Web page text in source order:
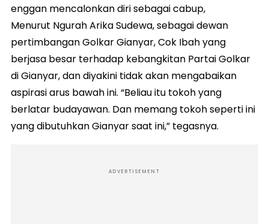
enggan mencalonkan diri sebagai cabup,
Menurut Ngurah Arika Sudewa, sebagai dewan
pertimbangan Golkar Gianyar, Cok Ibah yang
berjasa besar terhadap kebangkitan Partai Golkar
di Gianyar, dan diyakini tidak akan mengabaikan
aspirasi arus bawah ini. “Beliau itu tokoh yang
berlatar budayawan. Dan memang tokoh seperti ini
yang dibutuhkan Gianyar saat ini,” tegasnya.
ADVERTISEMENT